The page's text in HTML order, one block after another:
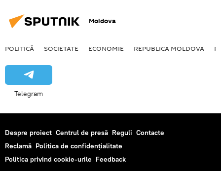
Moldova
POLITICĂ SOCIETATE ECONOMIE REPUBLICA MOLDOVA
Telegram
Despre proiect Centrul de presă Reguli Contacte
Reclamă Politica de confidențialitate
Politica privind cookie-urile Feedback